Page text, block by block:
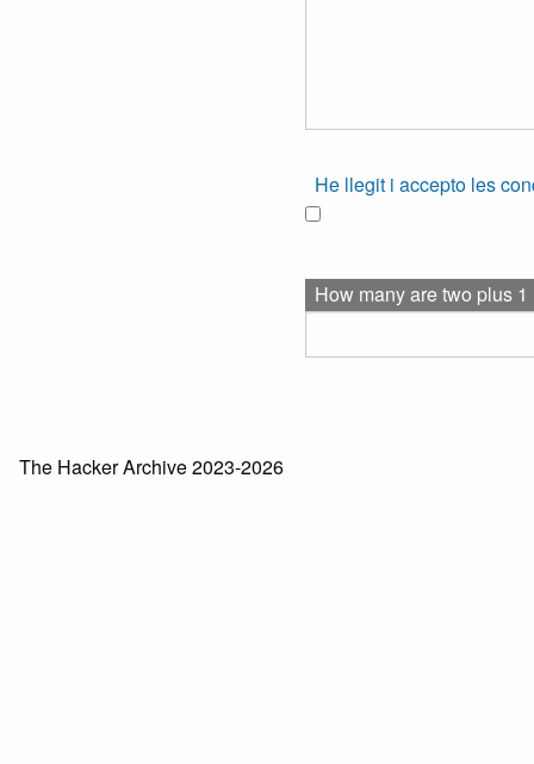
He llegit i accepto les
How many are two plus
The Hacker Archive 2023-2026